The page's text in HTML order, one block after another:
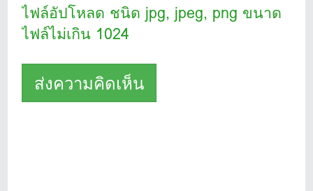
ไฟล์อัปโหลด ชนิด jpg, jpeg, png ขนาด
ไฟล์ไม่เกิน 1024